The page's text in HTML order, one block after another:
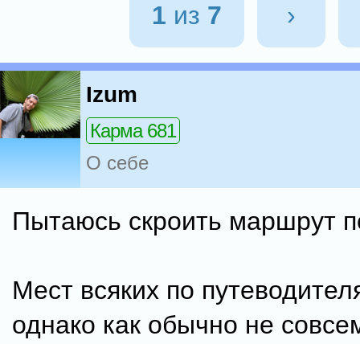
1 из 7 ›
Izum
Карма 681
О себе
Пытаюсь скроить маршрут
Мест всяких по
однако как обычно не